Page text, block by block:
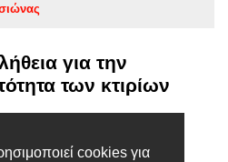
cookies για
για την
των κτιρίων
κτιρίου, στη χώρα μας